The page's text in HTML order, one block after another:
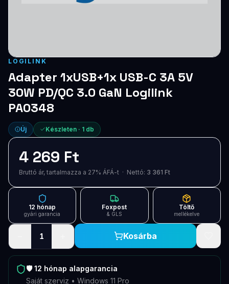
Támogatás
Új termékek ÚJ
LOGILINK
Adapter 1xUSB+1x USB-C 3A 5V
30W PD/QC 3.0 GaN Logilink
PA0348
Új Készleten · 1 db
4 269 Ft
Bruttó ár, tartalmazza a 27% ÁFÁ-t · Nettó: 3 361 Ft
12 hónap
gyári garancia
Foxpost
& GLS
Töltő
mellékelve
1 Kosárba
🛡️12 hónap alapgarancia
Saját szerviz • Windows 11 Pro